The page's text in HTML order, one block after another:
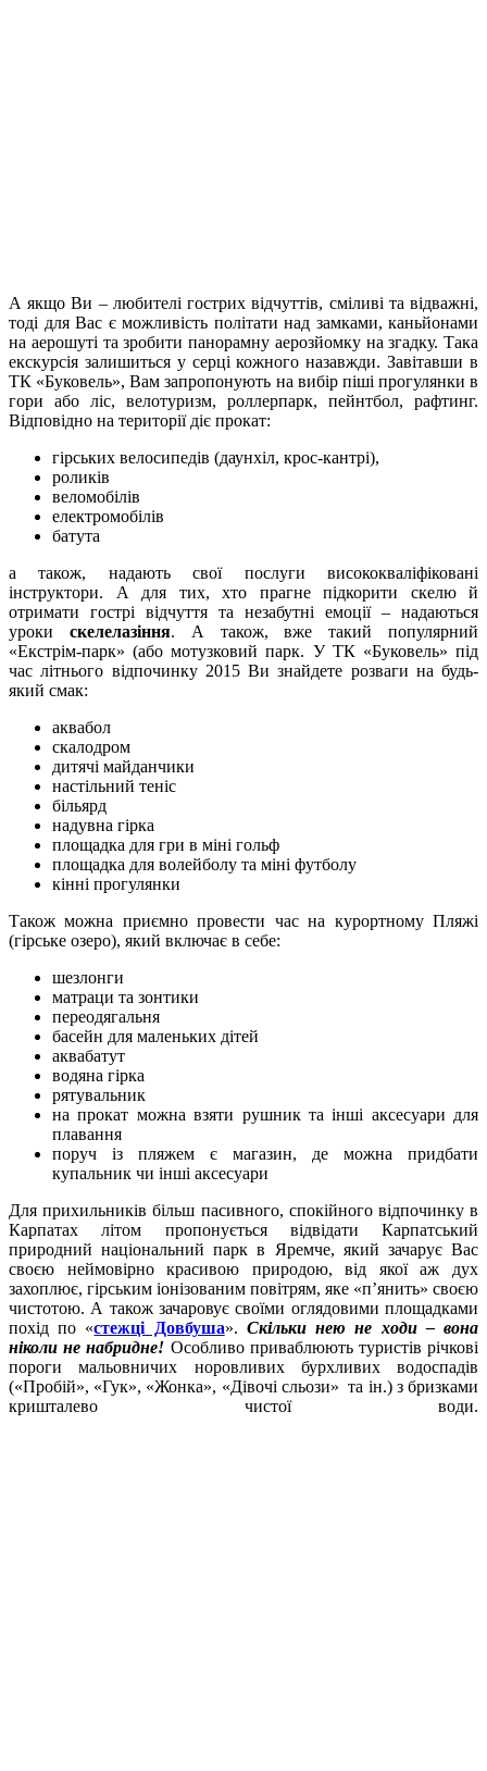
А якщо Ви – любителі гострих відчуттів, сміливі та відважні,
тоді для Вас є можливість політати над замками, каньйонами
на аерошуті та зробити панорамну аерозйомку на згадку. Така
екскурсія залишиться у серці кожного назавжди. Завітавши в
ТК «Буковель», Вам запропонують на вибір піші прогулянки в
гори або ліс, велотуризм, роллерпарк, пейнтбол, рафтинг.
Відповідно на території діє прокат:
гірських велосипедів (даунхіл, крос-кантрі),
роликів
веломобілів
електромобілів
батута
а також, надають свої послуги висококваліфіковані
інструктори. А для тих, хто прагне підкорити скелю й
отримати гострі відчуття та незабутні емоції – надаються
уроки скелелазіння. А також, вже такий популярний
«Екстрім-парк» (або мотузковий парк. У ТК «Буковель» під
час літнього відпочинку 2015 Ви знайдете розваги на будь-
який смак:
аквабол
скалодром
дитячі майданчики
настільний теніс
більярд
надувна гірка
площадка для гри в міні гольф
площадка для волейболу та міні футболу
кінні прогулянки
Також можна приємно провести час на курортному Пляжі
(гірське озеро), який включає в себе:
шезлонги
матраци та зонтики
переодягальня
басейн для маленьких дітей
аквабатут
водяна гірка
рятувальник
на прокат можна взяти рушник та інші аксесуари для
плавання
поруч із пляжем є магазин, де можна придбати
купальник чи інші аксесуари
Для прихильників більш пасивного, спокійного відпочинку в
Карпатах літом пропонується відвідати Карпатський
природний національний парк в Яремче, який зачарує Вас
своєю неймовірно красивою природою, від якої аж дух
захоплює, гірським іонізованим повітрям, яке «п’янить» своєю
чистотою. А також зачаровує своїми оглядовими площадками
похід по «стежці Довбуша». Скільки нею не ходи – вона
ніколи не набридне! Особливо приваблюють туристів річкові
пороги мальовничих норовливих бурхливих водоспадів
(«Пробій», «Гук», «Жонка», «Дівочі сльози» та ін.) з бризками
кришталево чистої води.